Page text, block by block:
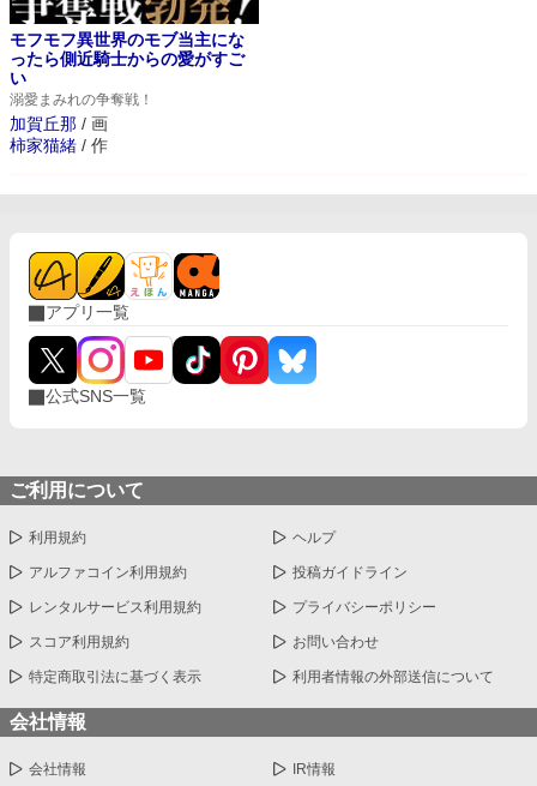
溺愛まみれの争奪戦！
モフモフ異世界のモブ当主にな
ったら側近騎士からの愛がすご
い
加賀丘那 / 画
柿家猫緒 / 作
アプリ一覧
公式SNS一覧
ご利用について
利用規約 ヘルプ
アルファコイン利用規約 投稿ガイドライン
レンタルサービス利用規約 プライバシーポリシー
スコア利用規約 お問い合わせ
特定商取引法に基づく表示 利用者情報の外部送信について
会社情報
会社情報 IR情報